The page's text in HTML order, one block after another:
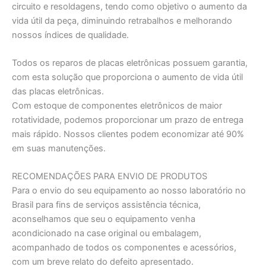
circuito e resoldagens, tendo como objetivo o aumento da
vida útil da peça, diminuindo retrabalhos e melhorando
nossos índices de qualidade.
Todos os reparos de placas eletrônicas possuem garantia,
com esta solução que proporciona o aumento de vida útil
das placas eletrônicas.
Com estoque de componentes eletrônicos de maior
rotatividade, podemos proporcionar um prazo de entrega
mais rápido. Nossos clientes podem economizar até 90%
em suas manutenções.
RECOMENDAÇÕES PARA ENVIO DE PRODUTOS
Para o envio do seu equipamento ao nosso laboratório no
Brasil para fins de serviços assistência técnica,
aconselhamos que seu o equipamento venha
acondicionado na case original ou embalagem,
acompanhado de todos os componentes e acessórios,
com um breve relato do defeito apresentado.